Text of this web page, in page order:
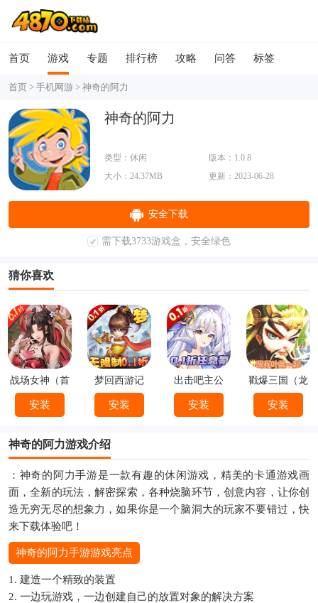
首页 游戏 专题 排行榜 攻略 问答 标签
首页 > 手机网游 > 神奇的阿力
神奇的阿力
类型：休闲
版本：1.0.8
大小：24.37MB
更新：2023-06-28
安全下载
需下载3733游戏盒，安全绿色
猜你喜欢
战场女神（首
续0.1折）
安装
梦回西游记
（0.1折）
安装
出击吧主公
（0.1折）
安装
戳爆三国（龙
婿叫你0.1折）
安装
神奇的阿力游戏介绍
：神奇的阿力手游是一款有趣的休闲游戏，精美的卡通游戏画
面，全新的玩法，解密探索，各种烧脑环节，创意内容，让你创
造无穷无尽的想象力，如果你是一个脑洞大的玩家不要错过，快
来下载体验吧！
神奇的阿力手游游戏亮点
1. 建造一个精致的装置
2. 一边玩游戏，一边创建自己的放置对象的解决方案